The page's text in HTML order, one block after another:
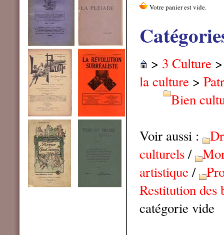
> 3 Culture
la culture >
Bien
Voir aussi :
culturels/
artistique/
Restitution des
catégorie vide